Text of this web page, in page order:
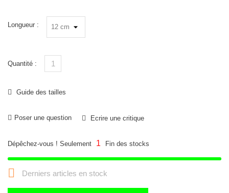
Longueur :
Quantité :
Guide des tailles
Poser une question Ecrire une critique
Dépêchez-vous ! Seulement 1 Fin des stocks
 Derniers articles en stock